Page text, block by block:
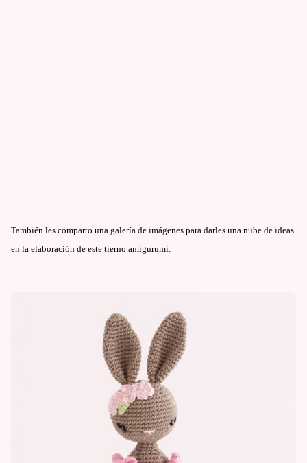
También les comparto una galería de imágenes para darles una nube de ideas
en la elaboración de este tierno amigurumi.